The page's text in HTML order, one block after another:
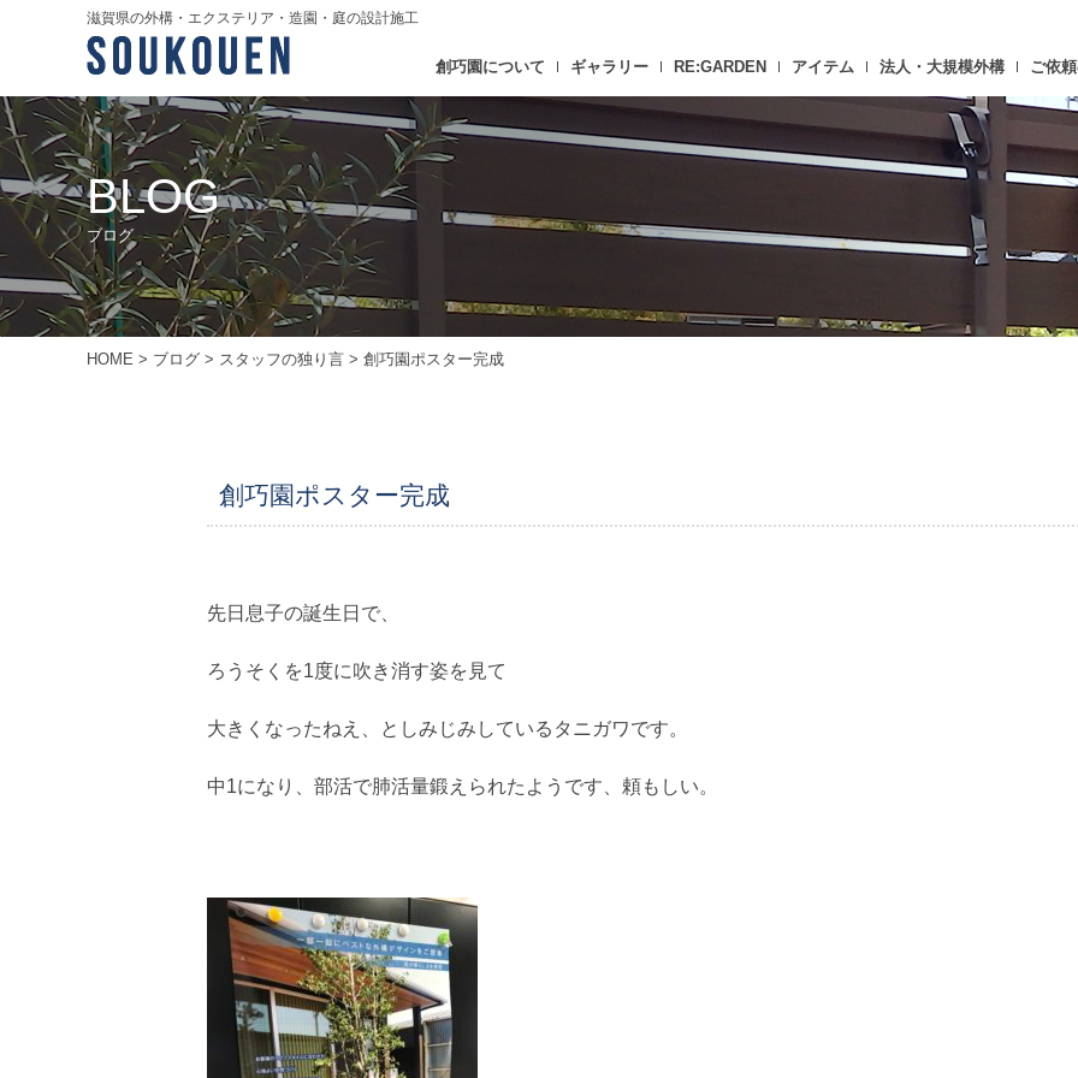
滋賀県の外構・エクステリア・造園・庭の設計施工
創巧園について ギャラリー RE:GARDEN アイテム 法人・大規模外構 ご依
BLOG
ブログ
HOME > ブログ > スタッフの独り言 > 創巧園ポスター完成
創巧園ポスター完成
先日息子の誕生日で、
ろうそくを1度に吹き消す姿を見て
大きくなったねえ、としみじみしているタニガワです。
中1になり、部活で肺活量鍛えられたようです、頼もしい。